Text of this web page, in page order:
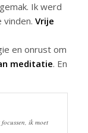
Ik werd
vinden. Vrije
en onrust om
meditatie. En
ik moet